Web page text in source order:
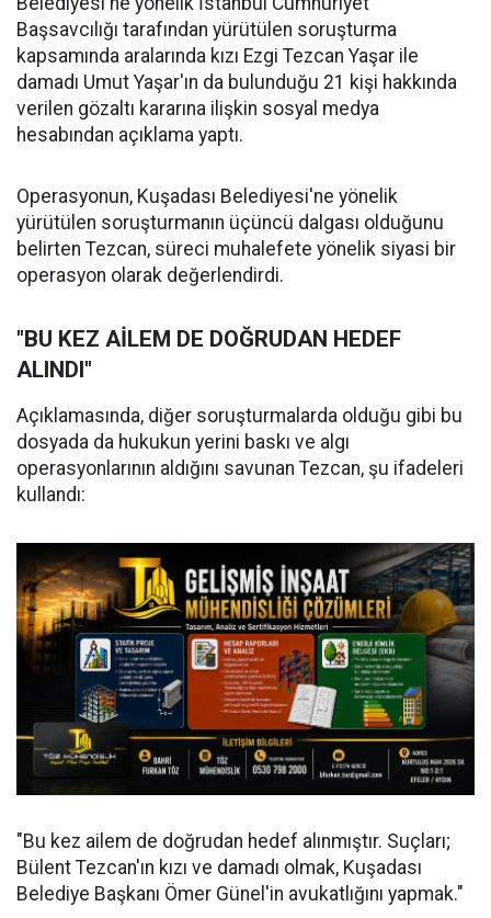
Başsavcılığı tarafından yürütülen soruşturma
kapsamında aralarında kızı Ezgi Tezcan Yaşar ile
damadı Umut Yaşar'ın da bulunduğu 21 kişi hakkında
verilen gözaltı kararına ilişkin sosyal medya
hesabından açıklama yaptı.
Operasyonun, Kuşadası Belediyesi'ne yönelik
yürütülen soruşturmanın üçüncü dalgası olduğunu
belirten Tezcan, süreci muhalefete yönelik siyasi bir
operasyon olarak değerlendirdi.
"BU KEZ AİLEM DE DOĞRUDAN HEDEF
ALINDI"
Açıklamasında, diğer soruşturmalarda olduğu gibi bu
dosyada da hukukun yerini baskı ve algı
operasyonlarının aldığını savunan Tezcan, şu ifadeleri
kullandı:
"Bu kez ailem de doğrudan hedef alınmıştır. Suçları;
Bülent Tezcan'ın kızı ve damadı olmak, Kuşadası
Belediye Başkanı Ömer Günel'in avukatlığını yapmak."